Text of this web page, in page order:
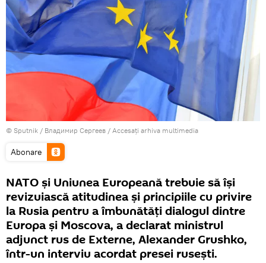
© Sputnik / Владимир Сергеев / Accesați arhiva multimedia
Abonare
NATO și Uniunea Europeană trebuie să își
revizuiască atitudinea și principiile cu privire
la Rusia pentru a îmbunătăți dialogul dintre
Europa și Moscova, a declarat ministrul
adjunct rus de Externe, Alexander Grushko,
într-un interviu acordat presei ruseşti.